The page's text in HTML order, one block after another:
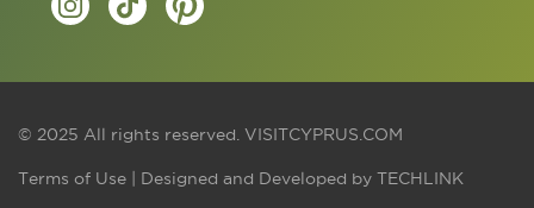
© 2025 All rights reserved. VISITCYPRUS.COM
Terms of Use | Designed and Developed by TECHLINK